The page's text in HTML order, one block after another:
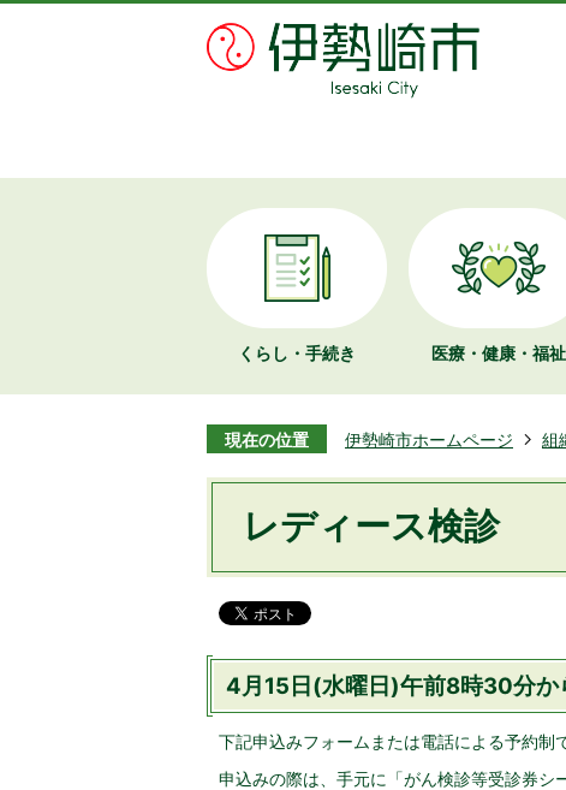
くらし・手続き 医療・健康・福祉
現在の位置 伊勢崎市ホームページ 組
レディース検診
4月15日(水曜日)午前8時30分か
下記申込みフォームまたは電話による予約制
申込みの際は、手元に「がん検診等受診券シ